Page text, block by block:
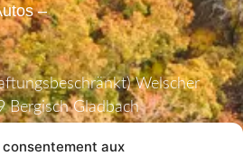
consentement aux
–
Welscher
Bergisch Gladbach
tracker.de (Support)